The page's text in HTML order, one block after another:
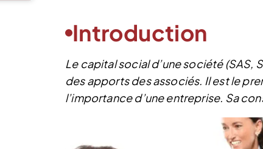
Introduction
Le capital social d’une société (SAS,
des apports des associés. Il est le
l’importance d’une entreprise. Sa